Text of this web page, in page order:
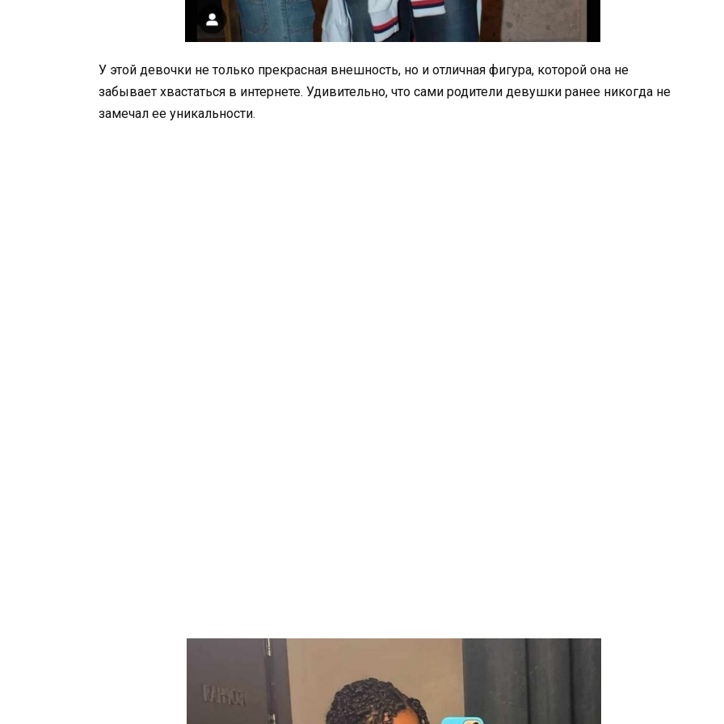
У этой девочки не только прекрасная внешность, но и отличная фигура, которой она не
забывает хвастаться в интернете. Удивительно, что сами родители девушки ранее никогда не
замечал ее уникальности.